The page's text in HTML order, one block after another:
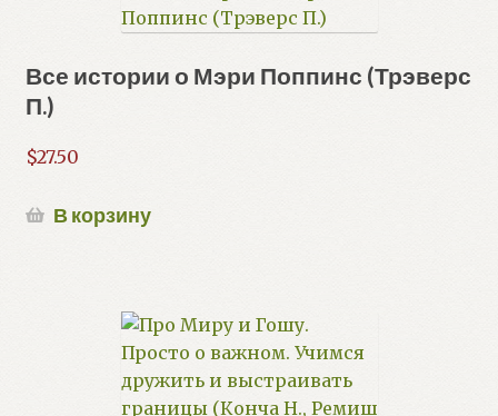
Все истории о Мэри Поппинс (Трэверс
П.)
$27.50
В корзину